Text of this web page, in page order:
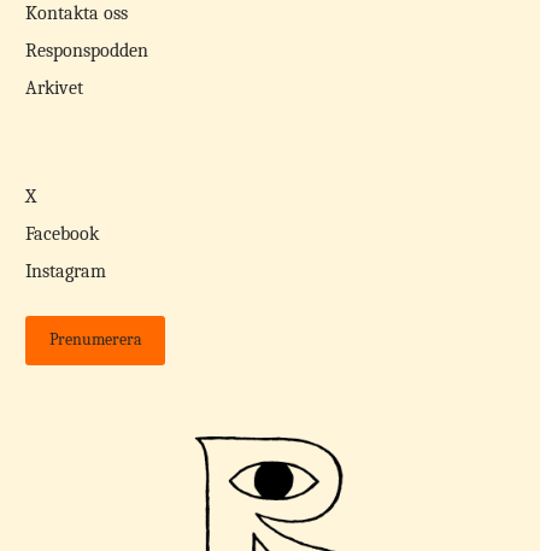
Kontakta oss
Responspodden
Arkivet
X
Facebook
Instagram
Prenumerera